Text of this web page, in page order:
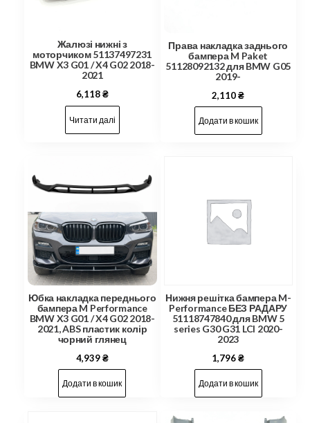
Жалюзі нижні з
моторчиком 51137497231
BMW X3 G01 / X4 G02 2018-
2021
6,118₴
Читати далі
Права накладка заднього
бампера M Paket
51128092132 для BMW G05
2019-
2,110₴
Додати в кошик
Юбка накладка переднього
бампера M Performance
BMW X3 G01 / X4 G02 2018-
2021, ABS пластик колір
чорний глянец
4,939₴
Додати в кошик
Нижня решітка бампера M-
Performance БЕЗ РАДАРУ
51118747840 для BMW 5
series G30 G31 LCI 2020-
2023
1,796₴
Додати в кошик